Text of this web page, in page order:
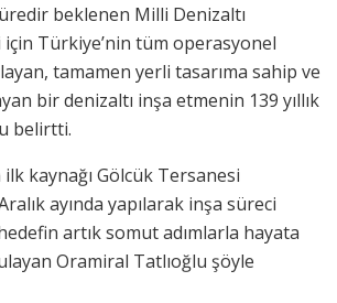
beklenen Milli Denizaltı
Türkiye’nin tüm operasyonel
tamamen yerli tasarıma sahip ve
bir denizaltı inşa etmenin 139 yıllık
belirtti.
ilk kaynağı Gölcük Tersanesi
ayında yapılarak inşa süreci
artık somut adımlarla hayata
Oramiral Tatlıoğlu şöyle